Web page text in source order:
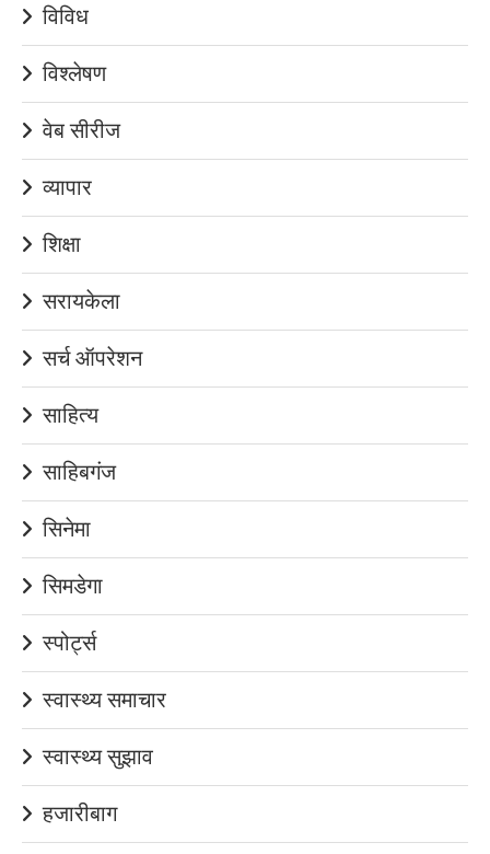
विविध
विश्लेषण
वेब सीरीज
व्यापार
शिक्षा
सरायकेला
सर्च ऑपरेशन
साहित्य
साहिबगंज
सिनेमा
सिमडेगा
स्पोर्ट्स
स्वास्थ्य समाचार
स्वास्थ्य सुझाव
हजारीबाग